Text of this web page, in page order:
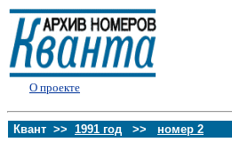
О проекте
Квант >> 1991 год >> номер 2